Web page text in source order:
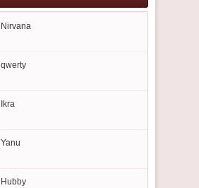
Nirvana
qwerty
Ikra
Yanu
Hubby